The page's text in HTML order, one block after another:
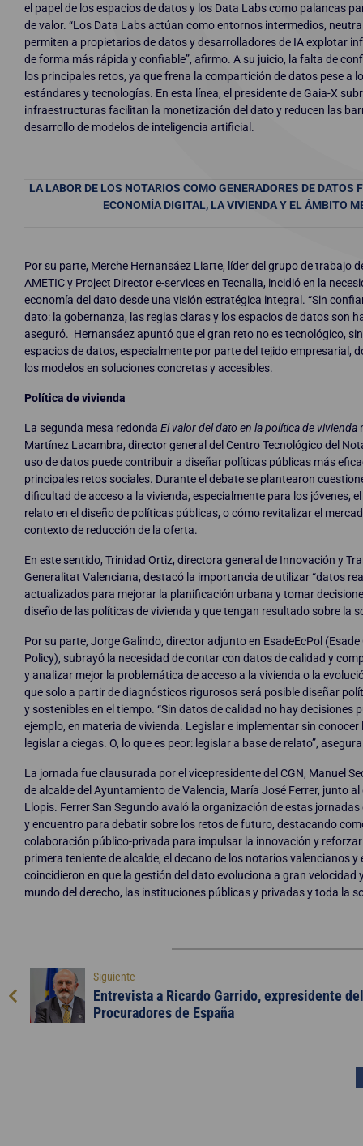
el papel de los espacios de datos y los Data Labs como palancas
de valor. “Los Data Labs actúan como entornos intermedios,
permiten a propietarios de datos y desarrolladores de IA explotar
de forma más rápida y confiable”, afirmo. A su juicio, la falta de
los principales retos, ya que frena la compartición de datos pese a
estándares y tecnologías. En esta línea, el presidente de Gaia-X
infraestructuras facilitan la monetización del dato y reducen las
desarrollo de modelos de inteligencia artificial.
LA LABOR DE LOS NOTARIOS COMO GENERADORES DE DATOS
ECONOMÍA DIGITAL, LA VIVIENDA Y EL ÁMBITO
Por su parte, Merche Hernansáez Liarte, líder del grupo de trabajo
AMETIC y Project Director e-services en Tecnalia, incidió en la
economía del dato desde una visión estratégica integral. “Sin
dato: la gobernanza, las reglas claras y los espacios de datos son
aseguró. Hernansáez apuntó que el gran reto no es tecnológico,
espacios de datos, especialmente por parte del tejido empresarial,
los modelos en soluciones concretas y accesibles.
Política de vivienda
La segunda mesa redonda El valor del dato en la política de vivienda
Martínez Lacambra, director general del Centro Tecnológico del
uso de datos puede contribuir a diseñar políticas públicas más
principales retos sociales. Durante el debate se plantearon
dificultad de acceso a la vivienda, especialmente para los jóvenes,
relato en el diseño de políticas públicas, o cómo revitalizar el
contexto de reducción de la oferta.
En este sentido, Trinidad Ortiz, directora general de Innovación y
Generalitat Valenciana, destacó la importancia de utilizar “datos
actualizados para mejorar la planificación urbana y tomar
diseño de las políticas de vivienda y que tengan resultado sobre la
Por su parte, Jorge Galindo, director adjunto en EsadeEcPol
Policy), subrayó la necesidad de contar con datos de calidad y
y analizar mejor la problemática de acceso a la vivienda o la
que solo a partir de diagnósticos rigurosos será posible diseñar
y sostenibles en el tiempo. “Sin datos de calidad no hay decisiones
ejemplo, en materia de vivienda. Legislar e implementar sin conocer
legislar a ciegas. O, lo que es peor: legislar a base de relato”,
La jornada fue clausurada por el vicepresidente del CGN, Manuel
de alcalde del Ayuntamiento de Valencia, María José Ferrer, junto
Llopis. Ferrer San Segundo avaló la organización de estas
y encuentro para debatir sobre los retos de futuro, destacando
colaboración público-privada para impulsar la innovación y
primera teniente de alcalde, el decano de los notarios valencianos y
coincidieron en que la gestión del dato evoluciona a gran velocidad
mundo del derecho, las instituciones públicas y privadas y toda la
Siguiente
Entrevista a Ricardo Garrido, expresidente
Procuradores de España